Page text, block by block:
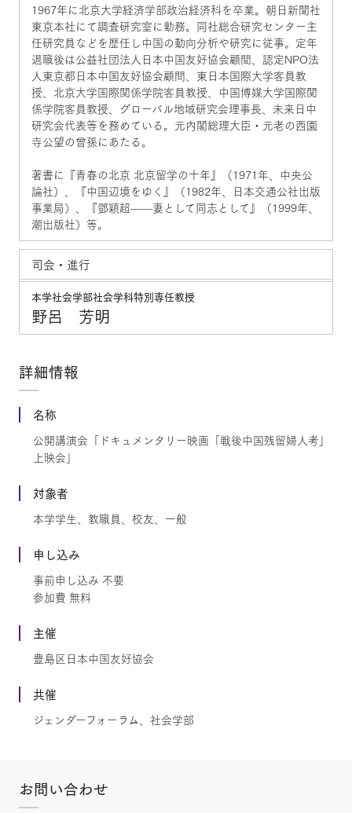
1967年に北京大学経済学部政治経済科を卒業。朝日新聞社
東京本社にて調査研究室に勤務。同社総合研究センター主
任研究員などを歴任し中国の動向分析や研究に従事。定年
退職後は公益社団法人日本中国友好協会顧間、認定NPO法
人東京都日本中国友好協会顧問、東日本国際大学客員教
授、北京大学国際関係学院客員教授、中国博媒大学国際関
係学院客員教授、グローバル地域研究会理事長、未来日中
研究会代表等を務めている。元内閣総理大臣・元老の西園
寺公望の曾孫にあたる。
著書に『青春の北京 北京留学の十年』（1971年、中央公
論社）、『中国辺境をゆく』（1982年、日本交通公社出版
事業局）、『鄧穎超——妻として同志として』（1999年、
潮出版社）等。
司会・進行
本学社会学部社会学科特別専任教授
野呂 芳明
詳細情報
名称
公開講演会「ドキュメンタリー映画「戦後中国残留婦人考」
上映会」
対象者
本学学生、教職員、校友、一般
申し込み
事前申し込み 不要
参加費 無料
主催
豊島区日本中国友好協会
共催
ジェンダーフォーラム、社会学部
お問い合わせ